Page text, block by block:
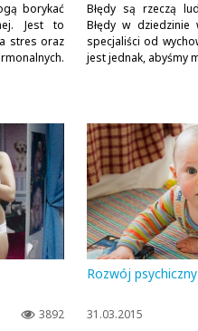
borykać
Jest to
stres oraz
Błędy są rzeczą
Błędy w dziedzinie
specjaliści od
jest jednak, abyśmy
3892
Rozwój
31.03.2015